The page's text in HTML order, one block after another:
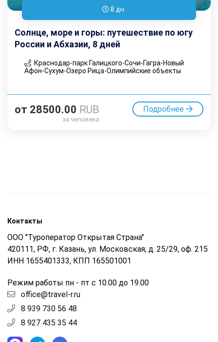
8 дн.
Солнце, море и горы: путешествие по югу
России и Абхазии, 8 дней
Краснодар-парк Галицкого-Сочи-Гагра-Новый
Афон-Сухум-Озеро Рица-Олимпийские объекты
от 28500.00 RUB
за человека
Подробнее
Контакты
ООО "Туроператор Открытая Страна"
420111, РФ, г. Казань, ул. Московская, д. 25/29, оф. 215
ИНН 1655401333, КПП 165501001
Режим работы пн - пт с 10.00 до 19.00
office@travel-r.ru
8 939 730 56 48
8 927 435 35 44